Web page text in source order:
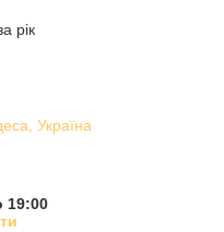
рік
Україна
19:00